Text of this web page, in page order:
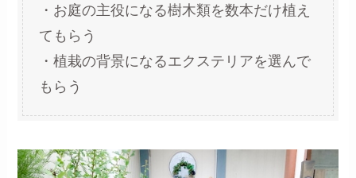
・お庭の主役になる樹木類を数本だけ植え
てもらう
・植栽の背景になるエクステリアを選んで
もらう